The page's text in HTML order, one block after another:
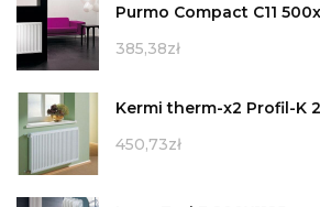
Purmo Compact C11
385,38zł
Kermi therm-x2 Profil-K
450,73zł